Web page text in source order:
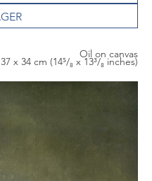
Oil on canvas
37 x 34 cm (14⁵/₈ x 13³/₈ inches)